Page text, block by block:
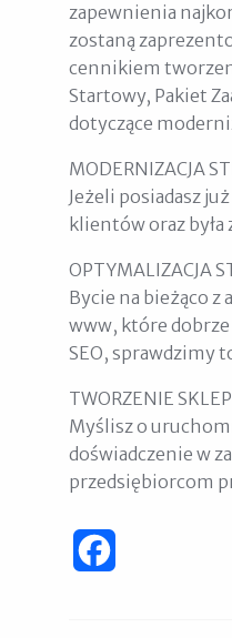
zapewnienia
zostaną
cennikiem
Startowy, Pakiet
dotyczące
MODERNIZACJA
Jeżeli posiadasz
klientów oraz była
OPTYMALIZACJA
Bycie na bieżąco
www, które
SEO, sprawdzimy
TWORZENIE
Myślisz o
doświadczenie w
przedsiębiorcom